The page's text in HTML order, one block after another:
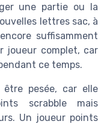
une partie ou la
lettres sac, à
suffisamment
joueur complet, car
ce temps.
pesée, car elle
scrabble mais
Un joueur points